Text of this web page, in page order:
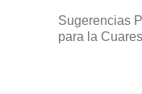
Sugerencias
para la